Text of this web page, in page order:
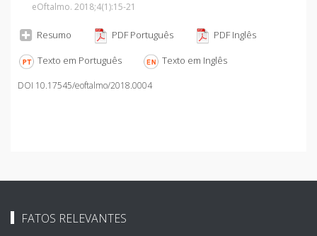
eOftalmo. 2018;4(1):15-21
Resumo PDF Português
PDF Inglês
Texto em Português
Texto em Inglês
DOI 10.17545/eoftalmo/2018.0004
FATOS RELEVANTES